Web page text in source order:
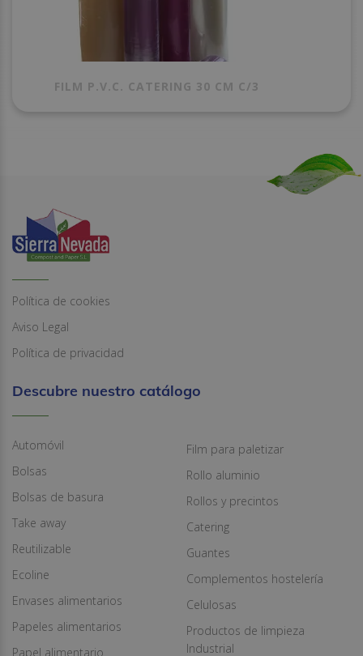
FILM P.V.C. CATERING 30 CM C/3
Política de cookies
Aviso Legal
Política de privacidad
Descubre nuestro catálogo
Automóvil
Bolsas
Bolsas de basura
Take away
Reutilizable
Ecoline
Envases alimentarios
Papeles alimentarios
Papel alimentario
Film para paletizar
Rollo aluminio
Rollos y precintos
Catering
Guantes
Complementos hostelería
Celulosas
Productos de limpieza
Industrial